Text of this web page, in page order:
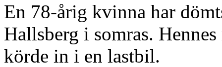
En 78-årig kvinna har
Hallsberg i somras.
körde in i en lastbil.